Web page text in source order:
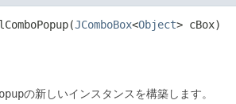
​(JComboBox<Object> cBox)
の新しいインスタンスを構築します。